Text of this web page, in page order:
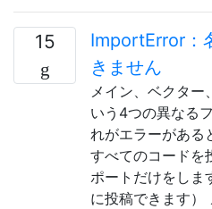
15
ImportError：
きません
メイン、ベクター
いう4つの異なる
れがエラーがある
すべてのコードを
ポートだけをしま
に投稿できます